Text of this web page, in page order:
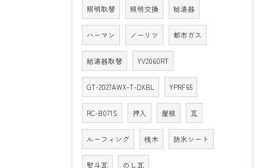
照明取替 照明交換 給湯器
ハーマン ノーリツ 都市ガス
給湯器取替 YV2060RT
GT-2027AWX-T-DXBL YPRF65
RC-B071S 押入 屋根 瓦
ルーフィング 桟木 防水シート
熨斗瓦 のし瓦